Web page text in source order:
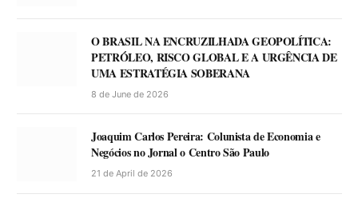
O BRASIL NA ENCRUZILHADA GEOPOLÍTICA:
PETRÓLEO, RISCO GLOBAL E A URGÊNCIA DE
UMA ESTRATÉGIA SOBERANA
8 de June de 2026
Joaquim Carlos Pereira: Colunista de Economia e
Negócios no Jornal o Centro São Paulo
21 de April de 2026